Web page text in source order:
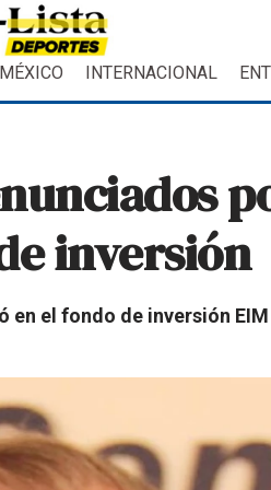
MÉXICO INTERNACIONAL
inversión
el fondo de inversión